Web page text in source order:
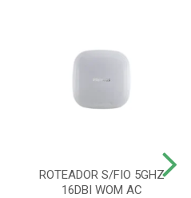
ROTEADOR S/FIO 5GHZ
16DBI WOM AC